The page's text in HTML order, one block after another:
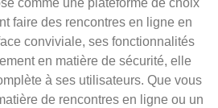
comme une plateforme de choix
faire des rencontres en ligne en
conviviale, ses fonctionnalités
en matière de sécurité, elle
à ses utilisateurs. Que vous
de rencontres en ligne ou un